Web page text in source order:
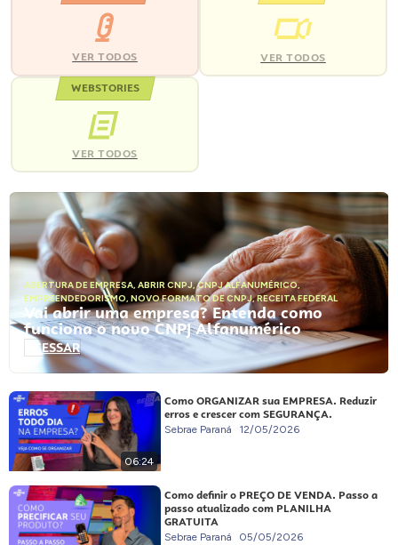
VER TODOS VER TODOS
WEBSTORIES
VER TODOS
ABERTURA DE EMPRESA, ABRIR CNPJ,CNPJ ALFANUMÉRICO,
EMPREENDEDORISMO, NOVO FORMATO DE CNPJ,RECEITA FEDERAL
Vai abrir uma empresa? Entenda como
funciona o novo CNPJ Alfanumérico
ACESSAR
06:24
Como ORGANIZAR sua EMPRESA. Reduzir
erros e crescer com SEGURANÇA.
Sebrae Paraná 12/05/2026
Como definir o PREÇO DE VENDA. Passo a
passo atualizado com PLANILHA
GRATUITA
Sebrae Paraná 05/05/2026